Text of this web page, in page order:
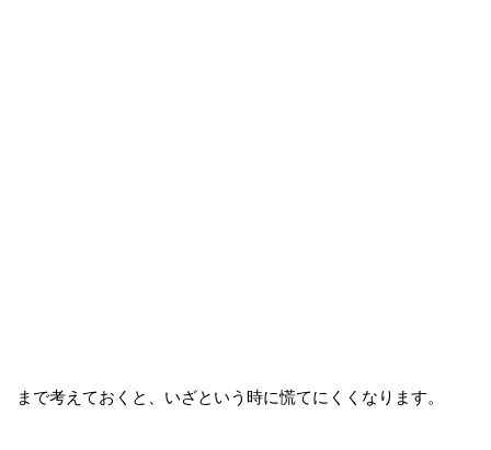
まで考えておくと、いざという時に慌てにくくなります。